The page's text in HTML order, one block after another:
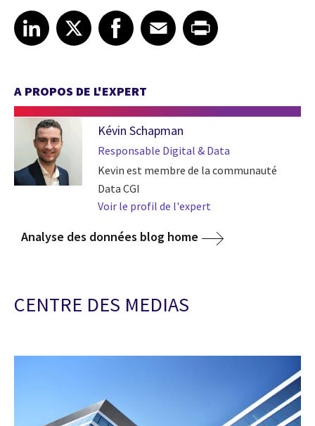
Share article on LinkedIn
LinkedIn
Share article on XShare article on Facebook
Facebook
Share article on Email
EmailShare article on Print
A PROPOS DE L'EXPERT
Kévin Schapman
Responsable Digital & Data
Kevin est membre de la communauté
Data CGI
Voir le profil de l'expert
Analyse des données blog home
CENTRE DES MEDIAS